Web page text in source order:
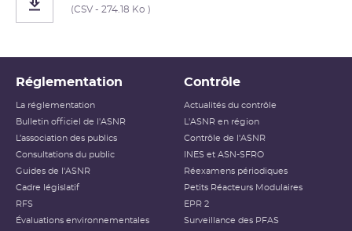
(CSV - 274.18 Ko )
Réglementation
La réglementation
Bulletin officiel de l'ASNR
L’association des publics
Consultations du public
Guides de l'ASNR
Cadre législatif
RFS
Évaluations environnementales
Contrôle
Actualités du contrôle
L'ASNR en région
Contrôle de l'ASNR
INES et ASN-SFRO
Réexamens périodiques
Petits Réacteurs Modulaires
EPR 2
Surveillance des PFAS